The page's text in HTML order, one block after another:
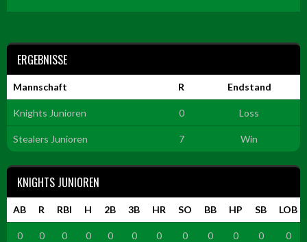
ERGEBNISSE
Mannschaft R Endstand
Knights Junioren 0 Loss
Stealers Junioren 7 Win
KNIGHTS JUNIOREN
AB R RBI H 2B 3B HR SO BB HP SB LOB
0 0 0 0 0 0 0 0 0 0 0 0